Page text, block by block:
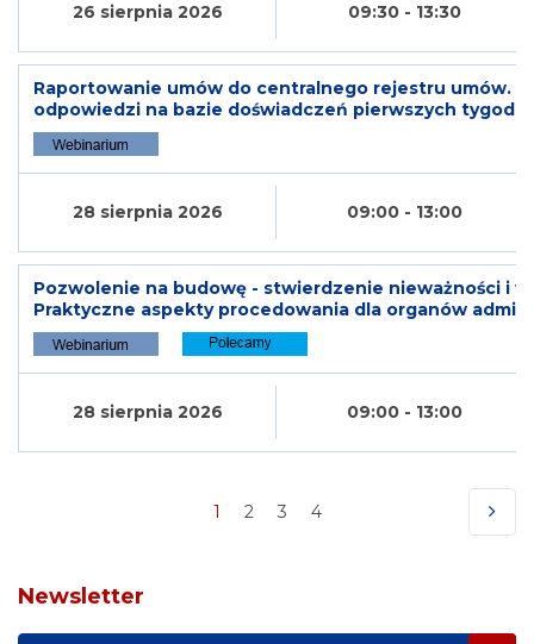
26 sierpnia 2026 09:30 - 13:30
Raportowanie umów do centralnego rejestru umów.
odpowiedzi na bazie doświadczeń pierwszych tygodni
28 sierpnia 2026 09:00 - 13:00
Pozwolenie na budowę - stwierdzenie nieważności i
Praktyczne aspekty procedowania dla organów
28 sierpnia 2026 09:00 - 13:00
1
2 3 4
Newsletter